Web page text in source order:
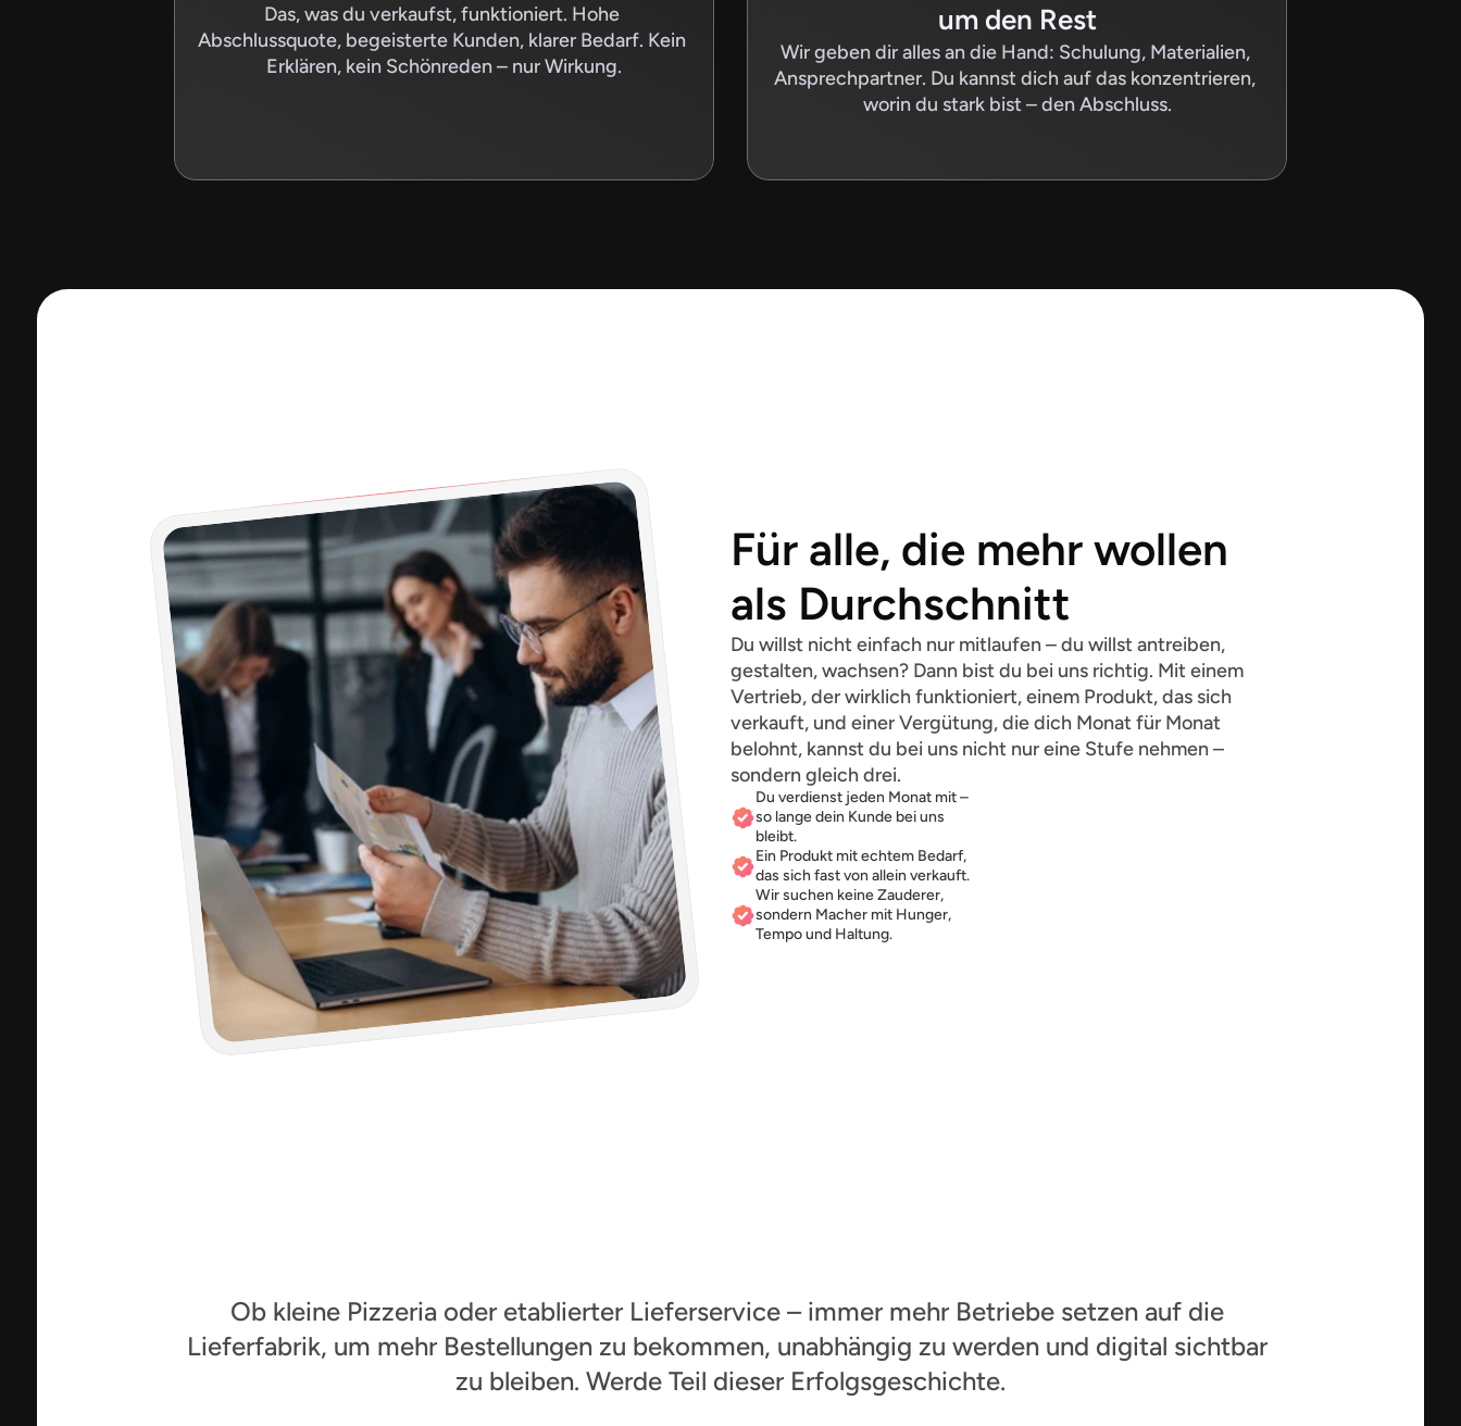
Das, was du verkaufst, funktioniert. Hohe
Abschlussquote, begeisterte Kunden, klarer Bedarf. Kein
Erklären, kein Schönreden – nur Wirkung.
um den Rest
Wir geben dir alles an die Hand: Schulung, Materialien,
Ansprechpartner. Du kannst dich auf das konzentrieren,
worin du stark bist – den Abschluss.
Für alle, die mehr wollen
als Durchschnitt
Du willst nicht einfach nur mitlaufen – du willst antreiben,
gestalten, wachsen? Dann bist du bei uns richtig. Mit einem
Vertrieb, der wirklich funktioniert, einem Produkt, das sich
verkauft, und einer Vergütung, die dich Monat für Monat
belohnt, kannst du bei uns nicht nur eine Stufe nehmen –
sondern gleich drei.
Du verdienst jeden Monat mit –
so lange dein Kunde bei uns
bleibt.
Ein Produkt mit echtem Bedarf,
das sich fast von allein verkauft.
Wir suchen keine Zauderer,
sondern Macher mit Hunger,
Tempo und Haltung.
Ob kleine Pizzeria oder etablierter Lieferservice – immer mehr Betriebe setzen auf die
Lieferfabrik, um mehr Bestellungen zu bekommen, unabhängig zu werden und digital sichtbar
zu bleiben. Werde Teil dieser Erfolgsgeschichte.